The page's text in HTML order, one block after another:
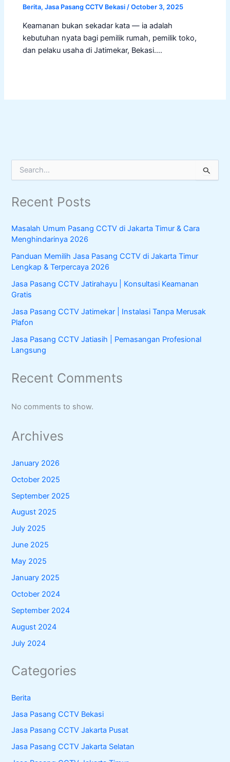
Berita,Jasa Pasang CCTV Bekasi /October 3, 2025
Keamanan bukan sekadar kata — ia adalah
kebutuhan nyata bagi pemilik rumah, pemilik toko,
dan pelaku usaha di Jatimekar, Bekasi.…
e
r
f
o
r
:
Recent Posts
Masalah Umum Pasang CCTV di Jakarta Timur & Cara
Menghindarinya 2026
Panduan Memilih Jasa Pasang CCTV di Jakarta Timur
Lengkap & Terpercaya 2026
Jasa Pasang CCTV Jatirahayu | Konsultasi Keamanan
Gratis
Jasa Pasang CCTV Jatimekar | Instalasi Tanpa Merusak
Plafon
Jasa Pasang CCTV Jatiasih | Pemasangan Profesional
Langsung
Recent Comments
No comments to show.
Archives
January 2026
October 2025
September 2025
August 2025
July 2025
June 2025
May 2025
January 2025
October 2024
September 2024
August 2024
July 2024
Categories
Berita
Jasa Pasang CCTV Bekasi
Jasa Pasang CCTV Jakarta Pusat
Jasa Pasang CCTV Jakarta Selatan